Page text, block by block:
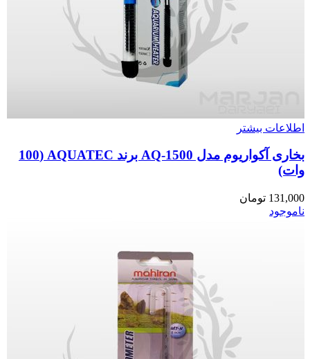
اطلاعات بیشتر
بخاری آکواریوم مدل AQ-1500 برند AQUATEC (100
وات)
131,000 تومان
ناموجود